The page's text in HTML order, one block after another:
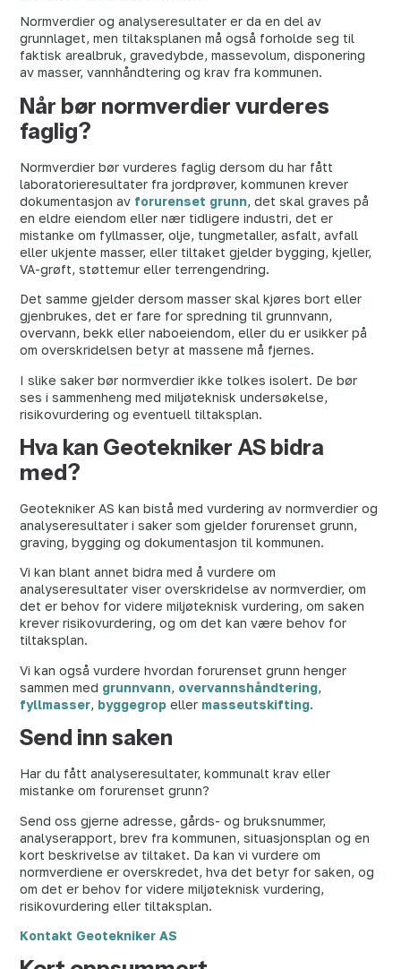
Normverdier og analyseresultater er da en del av
grunnlaget, men tiltaksplanen må også forholde seg til
faktisk arealbruk, gravedybde, massevolum, disponering
av masser, vannhåndtering og krav fra kommunen.
Når bør normverdier vurderes
faglig?
Normverdier bør vurderes faglig dersom du har fått
laboratorieresultater fra jordprøver, kommunen krever
dokumentasjon av forurenset grunn, det skal graves på
en eldre eiendom eller nær tidligere industri, det er
mistanke om fyllmasser, olje, tungmetaller, asfalt, avfall
eller ukjente masser, eller tiltaket gjelder bygging, kjeller,
VA-grøft, støttemur eller terrengendring.
Det samme gjelder dersom masser skal kjøres bort eller
gjenbrukes, det er fare for spredning til grunnvann,
overvann, bekk eller naboeiendom, eller du er usikker på
om overskridelsen betyr at massene må fjernes.
I slike saker bør normverdier ikke tolkes isolert. De bør
ses i sammenheng med miljøteknisk undersøkelse,
risikovurdering og eventuell tiltaksplan.
Hva kan Geotekniker AS bidra
med?
Geotekniker AS kan bistå med vurdering av normverdier og
analyseresultater i saker som gjelder forurenset grunn,
graving, bygging og dokumentasjon til kommunen.
Vi kan blant annet bidra med å vurdere om
analyseresultater viser overskridelse av normverdier, om
det er behov for videre miljøteknisk vurdering, om saken
krever risikovurdering, og om det kan være behov for
tiltaksplan.
Vi kan også vurdere hvordan forurenset grunn henger
sammen med grunnvann, overvannshåndtering,
fyllmasser, byggegrop eller masseutskifting.
Send inn saken
Har du fått analyseresultater, kommunalt krav eller
mistanke om forurenset grunn?
Send oss gjerne adresse, gårds- og bruksnummer,
analyserapport, brev fra kommunen, situasjonsplan og en
kort beskrivelse av tiltaket. Da kan vi vurdere om
normverdiene er overskredet, hva det betyr for saken, og
om det er behov for videre miljøteknisk vurdering,
risikovurdering eller tiltaksplan.
Kontakt Geotekniker AS